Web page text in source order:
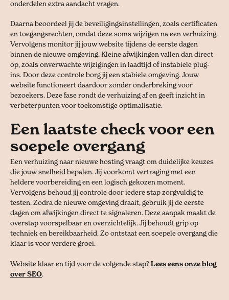
onderdelen extra aandacht vragen.
Daarna beoordeel jij de beveiligingsinstellingen, zoals certificaten
en toegangsrechten, omdat deze soms wijzigen na een verhuizing.
Vervolgens monitor jij jouw website tijdens de eerste dagen
binnen de nieuwe omgeving. Kleine afwijkingen vallen dan direct
op, zoals onverwachte wijzigingen in laadtijd of instabiele plug-
ins. Door deze controle borg jij een stabiele omgeving. Jouw
website functioneert daardoor zonder onderbreking voor
bezoekers. Deze fase rondt de verhuizing af en geeft inzicht in
verbeterpunten voor toekomstige optimalisatie.
Een laatste check voor een
soepele overgang
Een verhuizing naar nieuwe hosting vraagt om duidelijke keuzes
die jouw snelheid bepalen. Jij voorkomt vertraging met een
heldere voorbereiding en een logisch gekozen moment.
Vervolgens behoud jij controle door iedere stap zorgvuldig te
testen. Zodra de nieuwe omgeving draait, gebruik jij de eerste
dagen om afwijkingen direct te signaleren. Deze aanpak maakt de
overstap voorspelbaar en overzichtelijk. Jij behoudt grip op
techniek en bereikbaarheid. Zo ontstaat een soepele overgang die
klaar is voor verdere groei.
Website klaar en tijd voor de volgende stap? Lees eens onze blog
over SEO.